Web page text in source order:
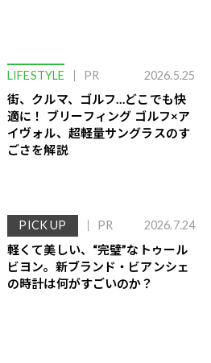
LIFESTYLE PR 2026.5.25
街、クルマ、ゴルフ…どこでも快
適に！ ブリーフィング ゴルフ×ア
イヴォル、超軽量サングラスのす
ごさを解説
PICK UP PR 2026.7.24
軽くて美しい、“完璧”なトゥール
ビヨン。新ブランド・ビアンシェ
の時計は何がすごいのか？